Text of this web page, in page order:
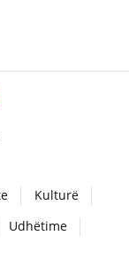
Kulturë
Udhëtime